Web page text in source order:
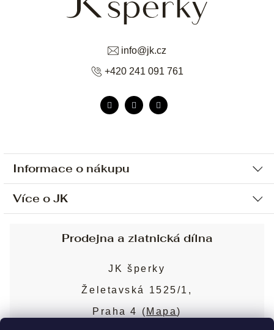
Informace o nákupu
Ochrana osobních údajů
Sjednání osobní schůzky
Obchodní podmínky
Puncovní značky
Více o JK
Blog
info@jk.cz
+420 241 091 761
Prodejna a zlatnická dílna
JK šperky
Želetavská 1525/1,
Praha 4 ( Mapa)